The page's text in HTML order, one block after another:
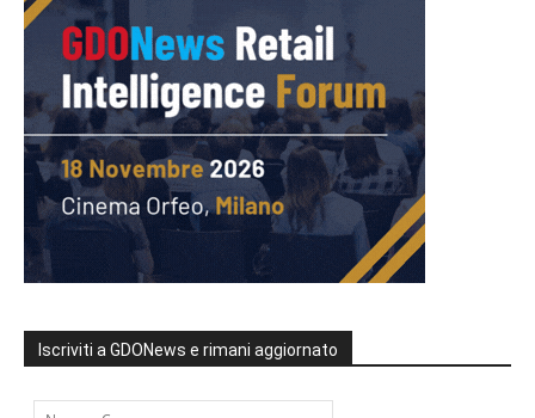
Iscriviti a GDONews e rimani aggiornato